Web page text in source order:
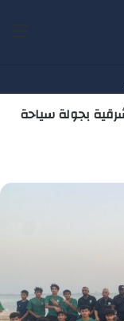
بجولة سياحة